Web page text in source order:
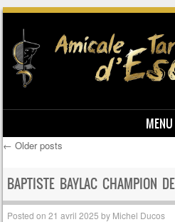
MENU
Skip to content
Post navigation
← Older posts
BAPTISTE BAYLAC CHAMPION
Posted on21 avril 2025 by Michel Ducos